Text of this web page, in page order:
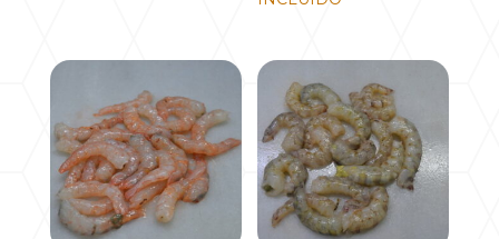
desde
12,15 €
hasta
62,10 €